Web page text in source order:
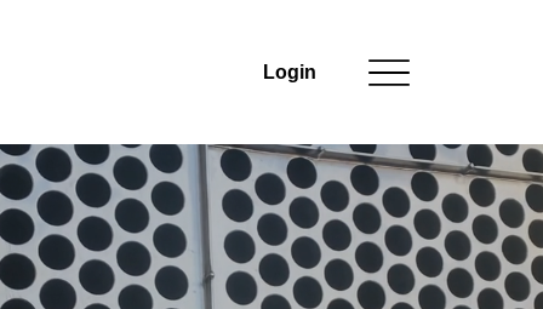
Login